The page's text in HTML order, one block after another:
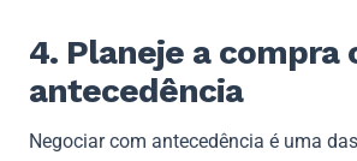
4. Planeje a compra
antecedência
Negociar com antecedência é uma